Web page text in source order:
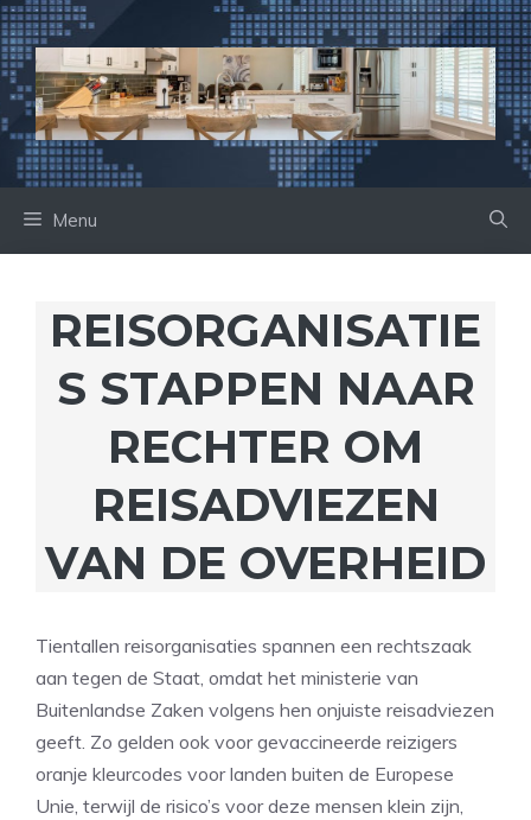
Ga
naar
de
inhoud
Menu
REISORGANISATIE
S STAPPEN NAAR
RECHTER OM
REISADVIEZEN
VAN DE OVERHEID
Tientallen reisorganisaties spannen een rechtszaak
aan tegen de Staat, omdat het ministerie van
Buitenlandse Zaken volgens hen onjuiste reisadviezen
geeft. Zo gelden ook voor gevaccineerde reizigers
oranje kleurcodes voor landen buiten de Europese
Unie, terwijl de risico’s voor deze mensen klein zijn,